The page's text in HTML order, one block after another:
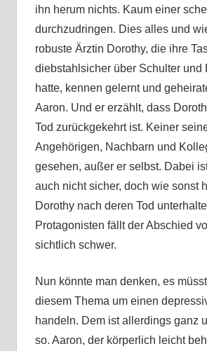
ihn herum nichts. Kaum einer
durchzudringen. Dies alles und
robuste Ärztin Dorothy, die ihre
diebstahlsicher über Schulter und
hatte, kennen gelernt und
Aaron. Und er erzählt, dass
Tod zurückgekehrt ist. Keiner
Angehörigen, Nachbarn und
gesehen, außer er selbst. Dabei
auch nicht sicher, doch wie sonst
Dorothy nach deren Tod
Protagonisten fällt der Abschied
sichtlich schwer.
Nun könnte man denken, es
diesem Thema um einen
handeln. Dem ist allerdings ganz
so. Aaron, der körperlich leicht